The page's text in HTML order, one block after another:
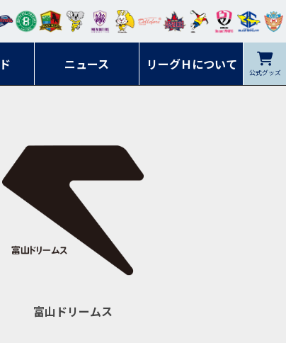
ニュース リーグＨについて 公式グッズ
ンマ
ーレ
ービ
ー石
ック 名古
オレ
ット
ツ
フォ
ーレ
岡山
イプ
ルレ
ッズ
シラ トピ
ンデ
ィー
クヤ
鹿児
島
富山ドリームス